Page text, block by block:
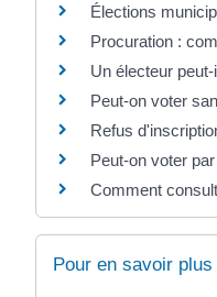
Élections
Procuration :
Un électeur
Peut-on voter
Refus
Peut-on voter
Comment
Pour en savoir plus